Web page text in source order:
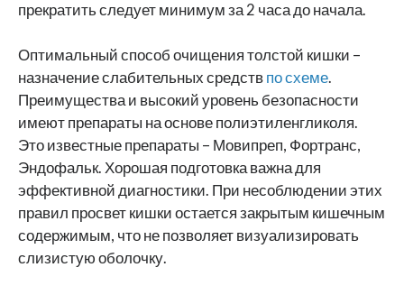
прекратить следует минимум за 2 часа до начала.
Оптимальный способ очищения толстой кишки –
назначение слабительных средств по схеме.
Преимущества и высокий уровень безопасности
имеют препараты на основе полиэтиленгликоля.
Это известные препараты – Мовипреп, Фортранс,
Эндофальк. Хорошая подготовка важна для
эффективной диагностики. При несоблюдении этих
правил просвет кишки остается закрытым кишечным
содержимым, что не позволяет визуализировать
слизистую оболочку.